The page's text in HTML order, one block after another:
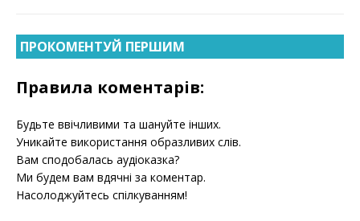
ПРОКОМЕНТУЙ ПЕРШИМ
Правила коментарів:
Будьте ввічливими та шануйте інших.
Уникайте використання образливих слів.
Вам сподобалась аудіоказка?
Ми будем вам вдячні за коментар.
Насолоджуйтесь спілкуванням!